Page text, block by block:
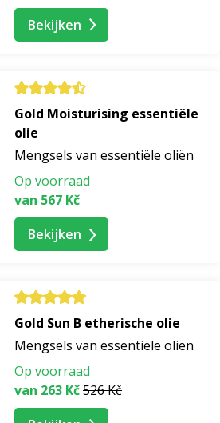
Bekijken
Gold Moisturising essentiële
olie
Mengsels van essentiële oliën
Op voorraad
van 567 Kč
Bekijken
Gold Sun B etherische olie
Mengsels van essentiële oliën
Op voorraad
van 263 Kč526 Kč